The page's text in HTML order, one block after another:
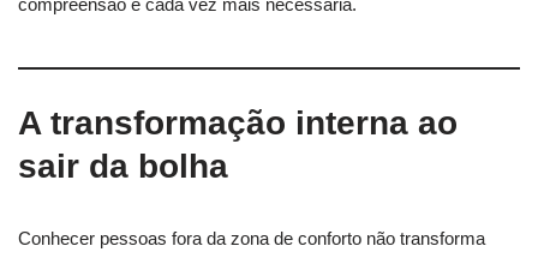
A transformação interna ao
sair da bolha
Conhecer pessoas fora da zona de conforto não transforma